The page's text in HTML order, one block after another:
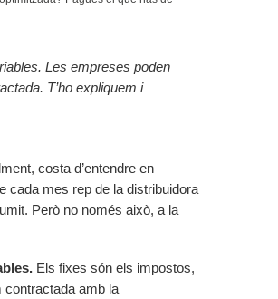
Les empreses poden
T’ho expliquem i
costa d’entendre en
cada mes rep de la distribuidora
Però no només això, a la
Els fixes són els impostos,
contractada amb la